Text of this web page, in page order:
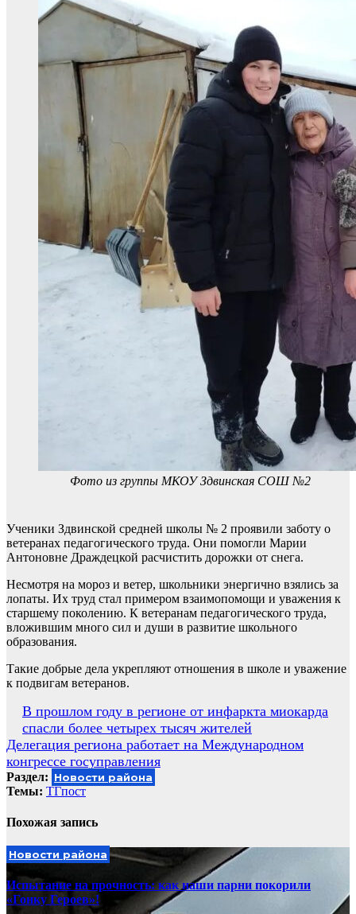
Фото из группы МКОУ Здвинская СОШ №2
Ученики Здвинской средней школы № 2 проявили заботу о
ветеранах педагогического труда. Они помогли Марии
Антоновне Драждецкой расчистить дорожки от снега.
Несмотря на мороз и ветер, школьники энергично взялись за
лопаты. Их труд стал примером взаимопомощи и уважения к
старшему поколению. К ветеранам педагогического труда,
вложившим много сил и души в развитие школьного
образования.
Такие добрые дела укрепляют отношения в школе и уважение
к подвигам ветеранов.
Навигация
по
записям
В прошлом году в регионе от инфаркта миокарда
спасли более четырех тысяч жителей
Делегация региона работает на Международном
конгрессе госуправления
Раздел: Новости района
Темы: ТГпост
Похожая запись
Новости района
Испытание на прочность: как наши парни покорили
«Гонку Героев»!